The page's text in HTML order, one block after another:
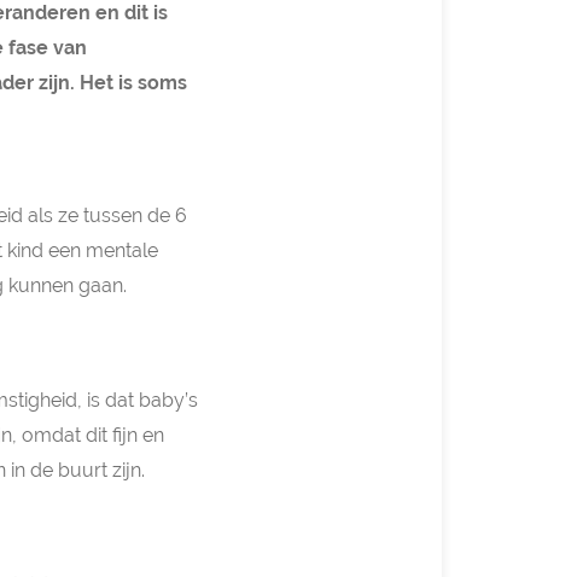
en dit is
fase van
zijn. Het is soms
als ze tussen de 6
een mentale
gaan.
is dat baby’s
omdat dit fijn en
in de buurt zijn.